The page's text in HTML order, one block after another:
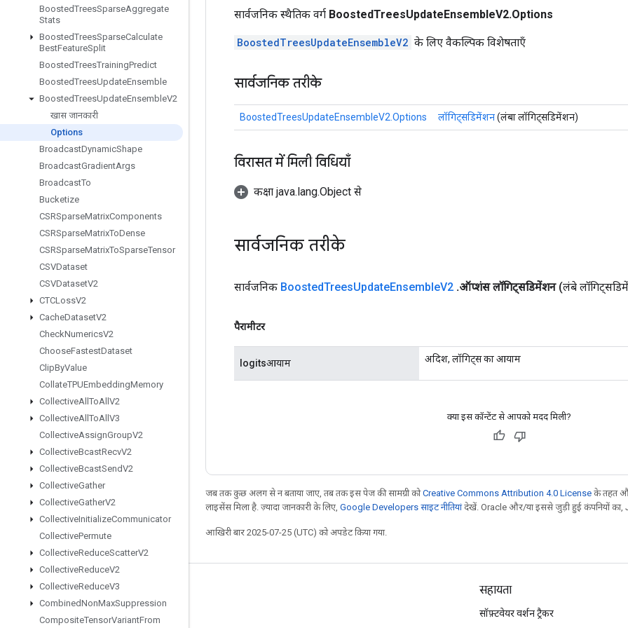
BoostedTreesSparseAggregate
Stats
BoostedTreesSparseCalculate
BestFeatureSplit
BoostedTreesTrainingPredict
BoostedTreesUpdateEnsemble
BoostedTreesUpdateEnsembleV2
खास जानकारी
Options
BroadcastDynamicShape
BroadcastGradientArgs
BroadcastTo
Bucketize
CSRSparseMatrixComponents
CSRSparseMatrixToDense
CSRSparseMatrixToSparseTensor
CSVDataset
CSVDatasetV2
CTCLossV2
CacheDatasetV2
CheckNumericsV2
ChooseFastestDataset
ClipByValue
CollateTPUEmbeddingMemory
CollectiveAll ToAll V2
CollectiveAll ToAll V3
CollectiveAssignGroupV2
CollectiveBcastRecvV2
CollectiveBcastSendV2
CollectiveGather
CollectiveGatherV2
CollectiveInitializeCommunicator
CollectivePermute
CollectiveReduceScatterV2
CollectiveReduceV2
CollectiveReduceV3
CombinedNonMaxSuppression
CompositeTensorVariantFrom
सार्वजनिक स्थैतिक वर्ग BoostedTreesUpdateEnsembleV2.Options
BoostedTreesUpdateEnsembleV2 के लिए वैकल्पिक विशेषताएँ
सार्वजनिक तरीके
BoostedTreesUpdateEnsembleV2.Options लॉगिट्सडिमेंशन(लंबा लॉगिट्सडिमेंशन)
विरासत में मिली विधियाँ
कक्षा java.lang.Object से
सार्वजनिक तरीके
सार्वजनिक BoostedTreesUpdateEnsembleV2 .ऑप्शंस लॉगिट्सडिमेंशन (लंबे
पैरामीटर
logitsआयाम अदिश, लॉगिट्स का आयाम
क्या इस कॉन्टेंट से आपको मदद मिली?
जब तक कुछ अलग से न बताया जाए, तब तक इस पेज की सामग्री कोCreative Commons Attribution 4.0 License के तहत
लाइसेंस मिला है. ज़्यादा जानकारी के लिए, Google Developers साइट नीतियांदेखें. Oracle और/या इससे जुड़ी हुई कंपनियों का,
आखिरी बार 2025-07-25 (UTC) को अपडेट किया गया.
जुड़े रहें सहायता
सॉफ़्टवेयर वर्शन ट्रैकर